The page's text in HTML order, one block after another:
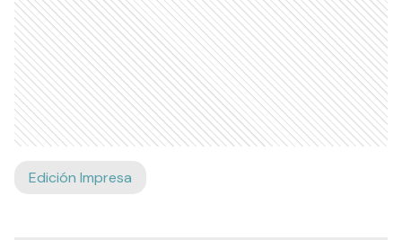
Edición Impresa